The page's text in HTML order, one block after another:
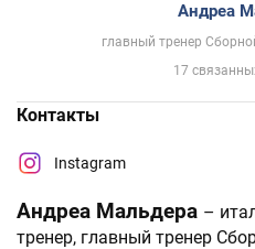
Андреа
главный тренер
17
Контакты
Instagram
Андреа Мальдера –
тренер, главный тренер